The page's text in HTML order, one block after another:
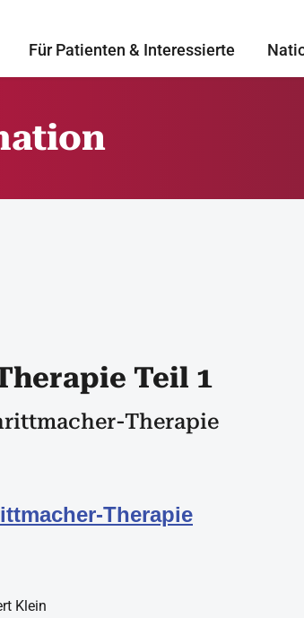
Für Patienten & Interessierte
Teil 1
Therapie
Therapie
Klein